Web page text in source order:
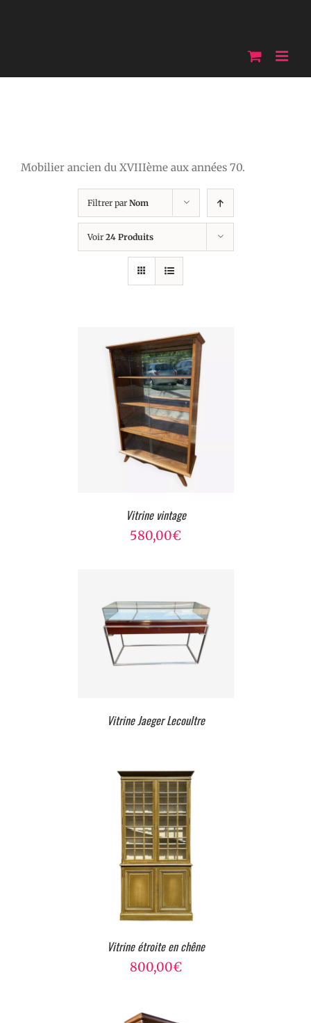
Mobilier ancien du XVIIIème aux années 70.
Filtrer par Nom
Voir 24 Produits
Vitrine vintage
580,00€
Vitrine Jaeger Lecoultre
Vitrine étroite en chêne
800,00€